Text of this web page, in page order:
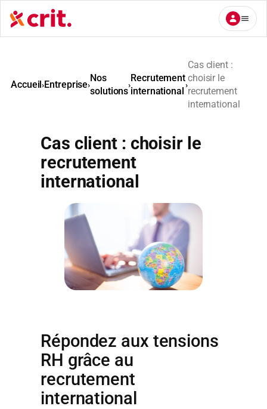
Aller
au
contenu
Accueil›Entreprise›
Nos
solutions
›
Recrutement
international
›
Cas client :
choisir le
recrutement
international
Cas client : choisir le
recrutement
international
Répondez aux tensions
RH grâce au
recrutement
international